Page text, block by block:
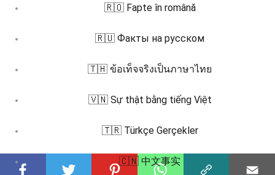
🇷🇴 Fapte în română
🇷🇺 Факты на русском
🇹🇭 ข้อเท็จจริงเป็นภาษาไทย
🇻🇳 Sự thật bằng tiếng Việt
🇹🇷 Türkçe Gerçekler
🇨🇳 中文事实